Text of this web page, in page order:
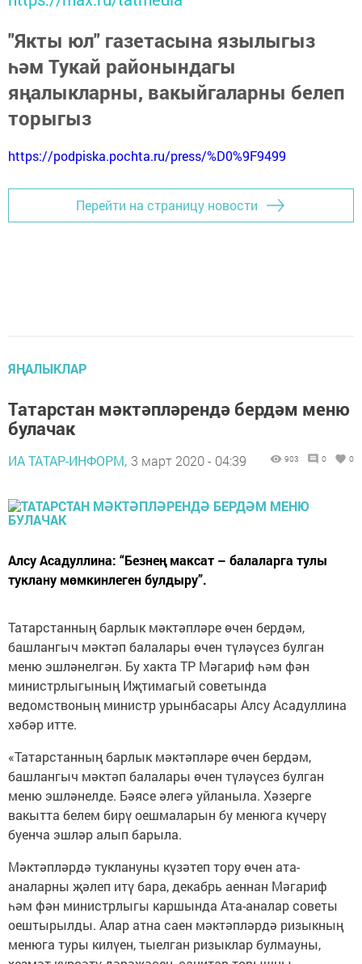
"Якты юл" газетасына язылыгыз
һәм Тукай районындагы
яңалыкларны, вакыйгаларны белеп
торыгыз
https://podpiska.pochta.ru/press/%D0%9F9499
Перейти на страницу новости
ЯҢАЛЫКЛАР
Татарстан мәктәпләрендә бердәм меню
булачак
ИА ТАТАР-ИНФОРМ, 3 март 2020 - 04:39 903 0 0
Алсу Асадуллина: “Безнең максат – балаларга тулы
туклану мөмкинлеген булдыру”.
Татарстанның барлык мәктәпләре өчен бердәм,
башлангыч мәктәп балалары өчен түләүсез булган
меню эшләнелгән. Бу хакта ТР Мәгариф һәм фән
министрлыгының Иҗтимагый советында
ведомствоның министр урынбасары Алсу Асадуллина
хәбәр итте.
«Татарстанның барлык мәктәпләре өчен бердәм,
башлангыч мәктәп балалары өчен түләүсез булган
меню эшләнелде. Бәясе әлегә уйланыла. Хәзерге
вакытта белем бирү оешмаларын бу менюга күчерү
буенча эшләр алып барыла.
Мәктәпләрдә туклануны күзәтеп тору өчен ата-
аналарны җәлеп итү бара, декабрь аеннан Мәгариф
һәм фән министрлыгы каршында Ата-аналар советы
оештырылды. Алар атна саен мәктәпләрдә ризыкның
менюга туры килүен, тыелган ризыклар булмауны,